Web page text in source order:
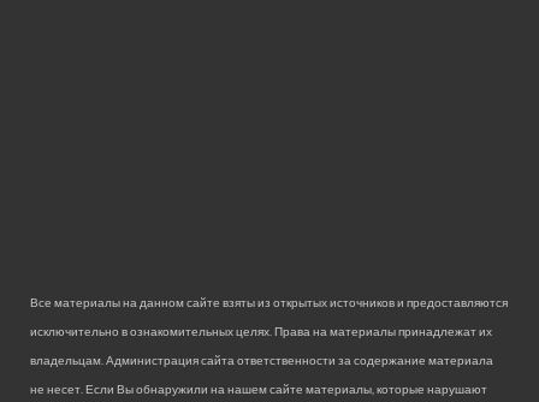
Все материалы на данном сайте взяты из открытых источников и предоставляются
исключительно в ознакомительных целях. Права на материалы принадлежат их
владельцам. Администрация сайта ответственности за содержание материала
не несет. Если Вы обнаружили на нашем сайте материалы, которые нарушают